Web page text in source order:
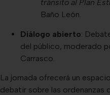
tránsito al Plan
Baño León.
Diálogo abierto:
del público, moderado
Carrasco.
La jornada ofrecerá un
debatir sobre las ordenanzas